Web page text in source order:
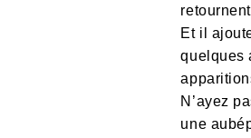
Et il
quelques
N’ayez
une